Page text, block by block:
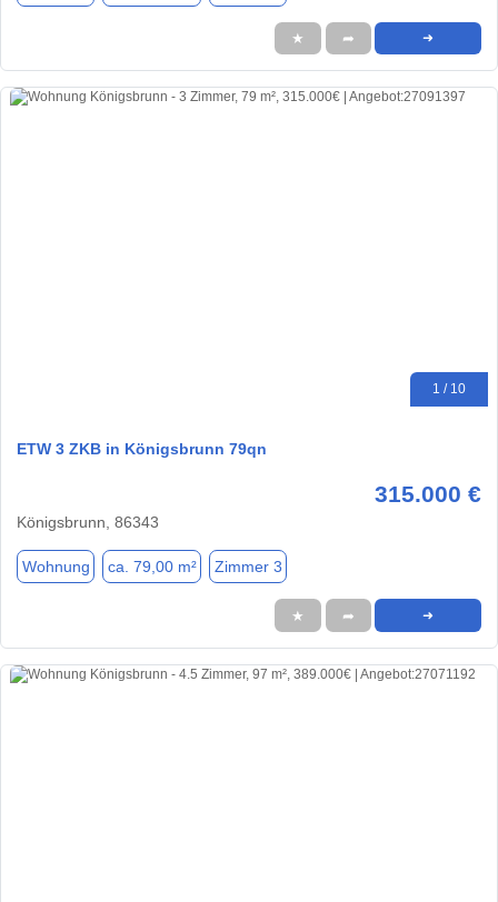
★ ➦ ➜
1 / 10
ETW 3 ZKB in Königsbrunn 79qn
315.000 €
Königsbrunn, 86343
Wohnung ca. 79,00 m² Zimmer 3
★ ➦ ➜